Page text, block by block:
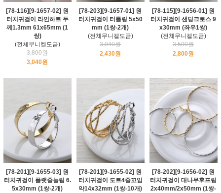
[78-116][9-1657-02] 원
터치귀걸이 라인하트 두
께1.3mm 61x65mm (1
쌍)
(전체무니켈도금)
3,800원
3,040원
[78-203][9-1657-01] 원
터치귀걸이 터틀링 5x50
mm (1쌍-2개)
(전체무니켈도금)
3,040원
2,430원
[78-115][9-1656-01] 원
터치귀걸이 샌딩크로스 9
x30mm (좌우1쌍)
(전체무니켈도금)
3,500원
2,800원
[78-201][9-1655-03] 원
터치귀걸이 플랫줄눌림 6.
5x30mm (1쌍-2개)
[78-201][9-1655-02] 원
터치귀걸이 도트4줄꼬임
약14x32mm (1쌍-10개)
[78-202][9-1656-02] 원
터치귀걸이 대나무후프링
2x40mm/2x50mm (1쌍-